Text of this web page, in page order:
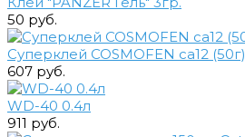
50 руб.
Суперклей COSMOFEN ca12 (50г)
607 руб.
WD-40 0.4л
911 руб.